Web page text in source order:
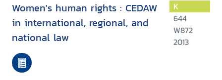
Women's human rights : CEDAW
in international, regional, and
national law
K
644
W872
2013